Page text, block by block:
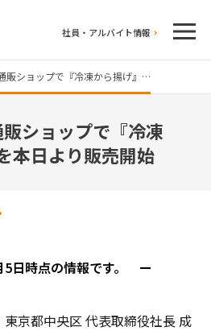
社員・アルバイト情報
販ショップで『冷凍から揚げ』…
ショップで『冷凍
本日より販売開始
日時点の情報です。 ー
京都中央区 代表取締役社長 成